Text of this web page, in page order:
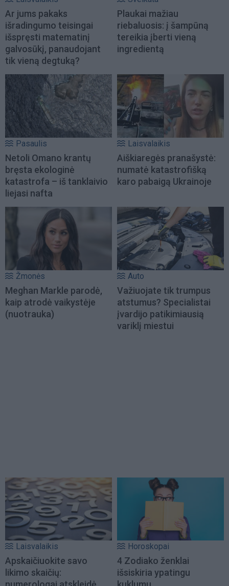
Ar jums pakaks
išradingumo teisingai
išspręsti matematinį
galvosūkį, panaudojant
tik vieną degtuką?
Plaukai mažiau
riebaluosis: į šampūną
tereikia įberti vieną
ingredientą
Pasaulis
Netoli Omano krantų
bręsta ekologinė
katastrofa – iš tanklaivio
liejasi nafta
Laisvalaikis
Aiškiaregės pranašystė:
numatė katastrofišką
karo pabaigą Ukrainoje
Žmonės
Meghan Markle parodė,
kaip atrodė vaikystėje
(nuotrauka)
Auto
Važiuojate tik trumpus
atstumus? Specialistai
įvardijo patikimiausią
variklį miestui
Laisvalaikis
Apskaičiuokite savo
likimo skaičių:
Horoskopai
4 Zodiako ženklai
išsiskiria ypatingu